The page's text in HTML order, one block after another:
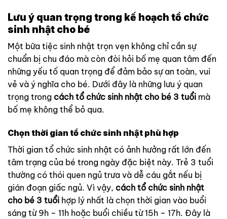
Lưu ý quan trọng trong kế hoạch tổ chức
sinh nhật cho bé
Một bữa tiệc sinh nhật trọn vẹn không chỉ cần sự
chuẩn bị chu đáo mà còn đòi hỏi bố mẹ quan tâm đến
những yếu tố quan trọng để đảm bảo sự an toàn, vui
vẻ và ý nghĩa cho bé. Dưới đây là những lưu ý quan
trọng trong cách tổ chức sinh nhật cho bé 3 tuổi mà
bố mẹ không thể bỏ qua.
Chọn thời gian tổ chức sinh nhật phù hợp
Thời gian tổ chức sinh nhật có ảnh hưởng rất lớn đến
tâm trạng của bé trong ngày đặc biệt này. Trẻ 3 tuổi
thường có thói quen ngủ trưa và dễ cáu gắt nếu bị
gián đoạn giấc ngủ. Vì vậy, cách tổ chức sinh nhật
cho bé 3 tuổi hợp lý nhất là chọn thời gian vào buổi
sáng từ 9h – 11h hoặc buổi chiều từ 15h – 17h. Đây là